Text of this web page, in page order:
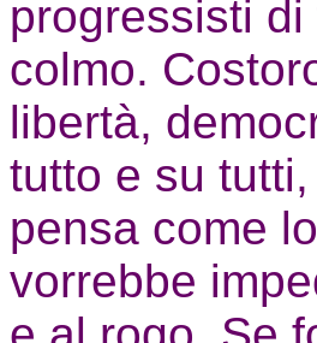
progressisti
colmo.
libertà,
tutto e su
pensa come
vorrebbe